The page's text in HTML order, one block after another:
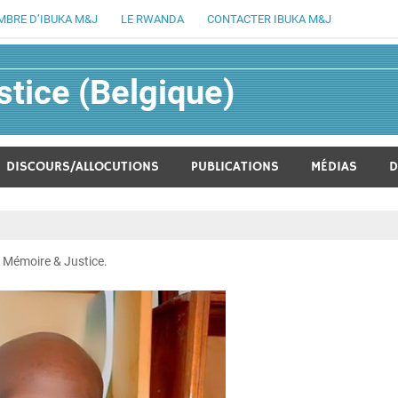
D’IBUKA M&J LE RWANDA CONTACTER IBUKA M&J
(Belgique)
fondée en août 1994
DISCOURS/ALLOCUTIONS PUBLICATIONS MÉDIAS
& Justice.